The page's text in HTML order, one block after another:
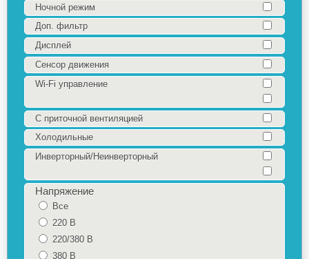
Ночной режим
Доп. фильтр
Дисплей
Сенсор движения
Wi-Fi управление
С приточной вентиляцией
Холодильные
Инверторный/Неинверторный
Напряжение
Все
220 В
220/380 В
380 В